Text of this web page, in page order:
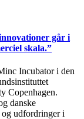
går i
skala.”
Incubator i den
Copenhagen.
danske
udfordringer i